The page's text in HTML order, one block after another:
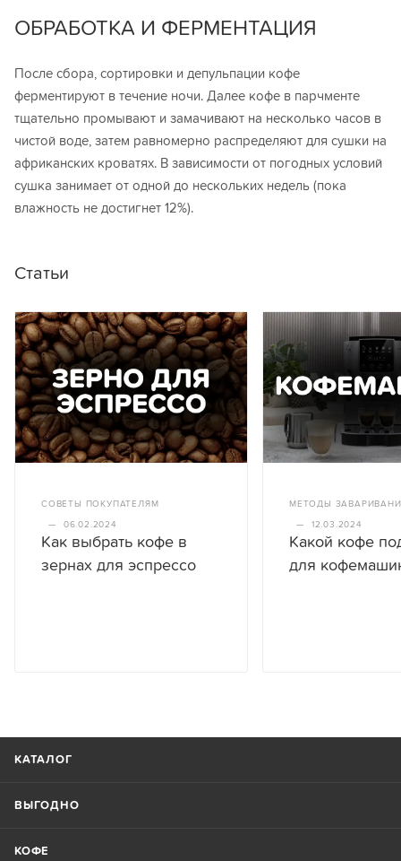
ОБРАБОТКА И ФЕРМЕНТАЦИЯ
После сбора, сортировки и депульпации кофе
ферментируют в течение ночи. Далее кофе в парчменте
тщательно промывают и замачивают на несколько часов в
чистой воде, затем равномерно распределяют для сушки на
африканских кроватях. В зависимости от погодных условий
сушка занимает от одной до нескольких недель (пока
влажность не достигнет 12%).
Статьи
СОВЕТЫ ПОКУПАТЕЛЯМ
— 06.02.2024
Как выбрать кофе в
зернах для эспрессо
МЕТОДЫ
— 12.03.2024
Какой кофе
для
КАТАЛОГ
ВЫГОДНО
КОФЕ